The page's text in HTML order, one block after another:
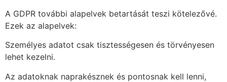
A GDPR további alapelvek betartását teszi kötelezővé.
Ezek az alapelvek:
Személyes adatot csak tisztességesen és törvényesen
lehet kezelni.
Az adatoknak naprakésznek és pontosnak kell lenni,